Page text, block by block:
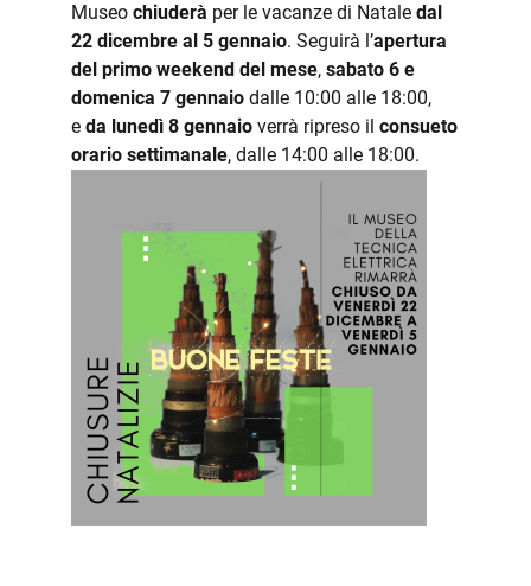
Museo chiuderà per le vacanze di Natale dal
22 dicembre al 5 gennaio. Seguirà l’apertura
del primo weekend del mese, sabato 6 e
domenica 7 gennaio dalle 10:00 alle 18:00,
e da lunedì 8 gennaio verrà ripreso il consueto
orario settimanale, dalle 14:00 alle 18:00.